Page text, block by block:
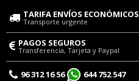
TARIFA ENVÍOS ECONÓMICOS
Transporte urgente
PAGOS SEGUROS
Transferencia, Tarjeta y Paypal
96 312 16 56 644 752 547